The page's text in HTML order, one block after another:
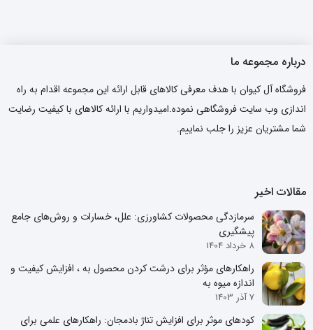
درباره مجموعه ما
فروشگاه آل کیوان با هدف معرفی کالاهای قابل ارائه این مجموعه اقدام به راه
اندازی وب سایت فروشگاهی نموده.امیدواریم با ارائه کالاهای با کیفیت رضایت
شما مشتریان عزیز را جلب نماییم.
مقالات اخیر
سرمازدگی محصولات کشاورزی: علل، خسارات و روش‌های جامع
پیشگیری
8 خرداد 1404
راهکارهای مؤثر برای درشت کردن محصول به ، افزایش کیفیت و
اندازه میوه به
7 آذر 1403
کودهای موثر برای افزایش تناژ بادمجان: راهکارهای علمی برای